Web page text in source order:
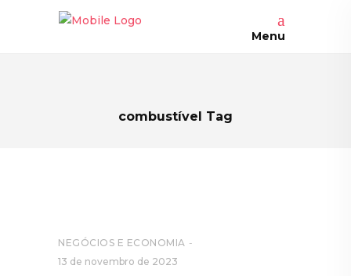
Menu
combustível Tag
NEGÓCIOS E ECONOMIA
13 de novembro de 2023